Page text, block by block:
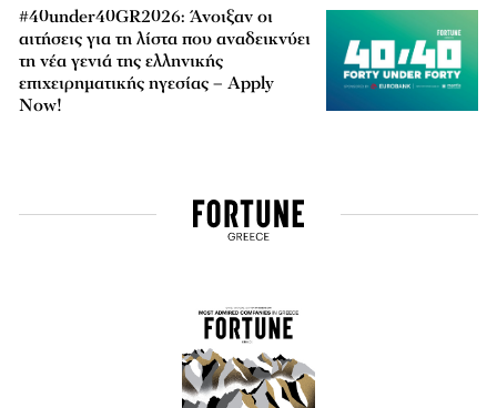
#40under40GR2026: Άνοιξαν οι
αιτήσεις για τη λίστα που αναδεικνύει
τη νέα γενιά της ελληνικής
επιχειρηματικής ηγεσίας – Apply
Now!